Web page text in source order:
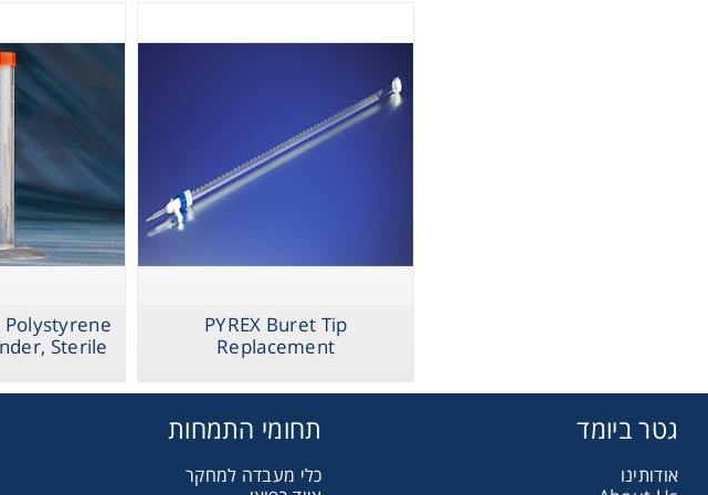
PYREX Buret Tip
Replacement
Sterile
גטר ביומד
אודותינו
תחומי התמחות
כלי מעבדה למחקר
PYREX Dispensing
Burets, Colored Scale
Thermometry
Washing
Lab Essentials
Filtration